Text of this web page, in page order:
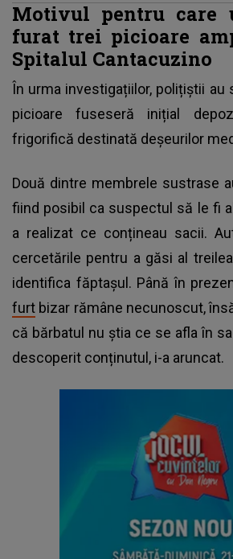
Motivul pentru care
furat trei picioare
Spitalul Cantacuzino
În urma investigațiilor, polițiștii au
picioare fuseseră inițial
frigorifică destinată deșeurilor
Două dintre membrele sustrase
fiind posibil ca suspectul să le fi
a realizat ce conțineau sacii.
cercetările pentru a găsi al
identifica făptașul. Până în
furt bizar rămâne necunoscut,
că bărbatul nu știa ce se afla în
descoperit conținutul, i-a aruncat.